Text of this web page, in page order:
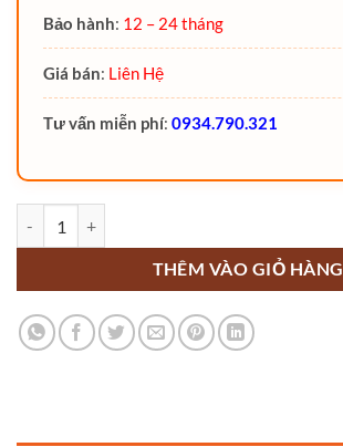
Bảo hành: 12 – 24 tháng
Giá bán: Liên Hệ
Tư vấn miễn phí: 0934.790.321
THÊM VÀO GIỎ HÀNG